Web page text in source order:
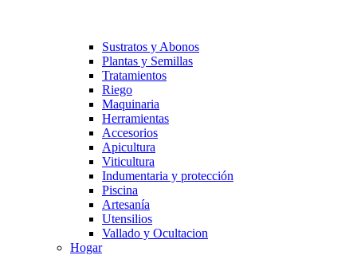
Sustratos y Abonos
Plantas y Semillas
Tratamientos
Riego
Maquinaria
Herramientas
Accesorios
Apicultura
Viticultura
Indumentaria y protección
Piscina
Artesanía
Utensilios
Vallado y Ocultacion
Hogar